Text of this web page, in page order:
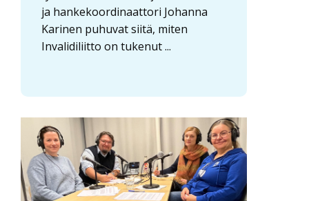
ja hankekoordinaattori Johanna
Karinen puhuvat siitä, miten
Invalidiliitto on tukenut ...